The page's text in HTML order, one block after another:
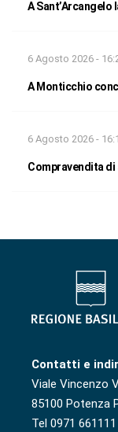
A Sant’Arcangelo
6 Agosto 2026 -
A Monticchio
6 Agosto 2026 -
Compravendita
Contatti e
Viale Vincenzo
85100 Potenza
Tel 0971 661111